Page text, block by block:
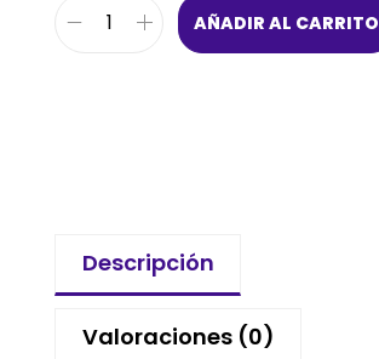
AÑADIR AL CARRITO
Descripción
Valoraciones (0)